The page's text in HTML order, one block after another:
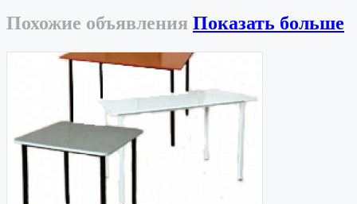
Похожие объявления Показать больше